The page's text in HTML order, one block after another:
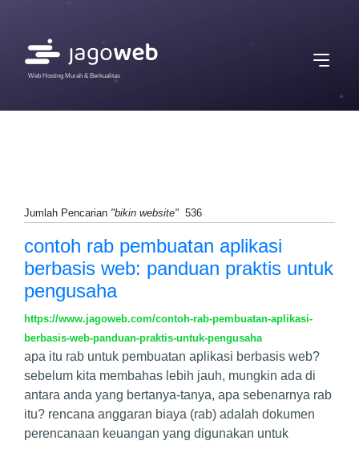
Web Hosting Murah & Berkualitas
Jumlah Pencarian "bikin website" 536
contoh rab pembuatan aplikasi
berbasis web: panduan praktis untuk
pengusaha
https://www.jagoweb.com/contoh-rab-pembuatan-aplikasi-
berbasis-web-panduan-praktis-untuk-pengusaha
apa itu rab untuk pembuatan aplikasi berbasis web?
sebelum kita membahas lebih jauh, mungkin ada di
antara anda yang bertanya-tanya, apa sebenarnya rab
itu? rencana anggaran biaya (rab) adalah dokumen
perencanaan keuangan yang digunakan untuk